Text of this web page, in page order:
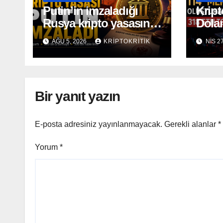
Putin’in imzaladığı
Rusya kripto yasasının
kapsamı açıklandı
AĞU 5, 2026 KRIPTOKRITIK
114
NIS
Bir yanıt yazın
E-posta adresiniz yayınlanmayacak. Gerekli alanlar *
Yorum *